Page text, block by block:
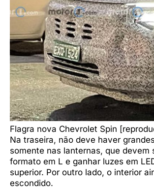
Flagra nova Chevrolet Spin
Na traseira, não deve haver
somente nas lanternas, que devem
formato em L e ganhar luzes em
superior. Por outro lado, o interior
escondido.